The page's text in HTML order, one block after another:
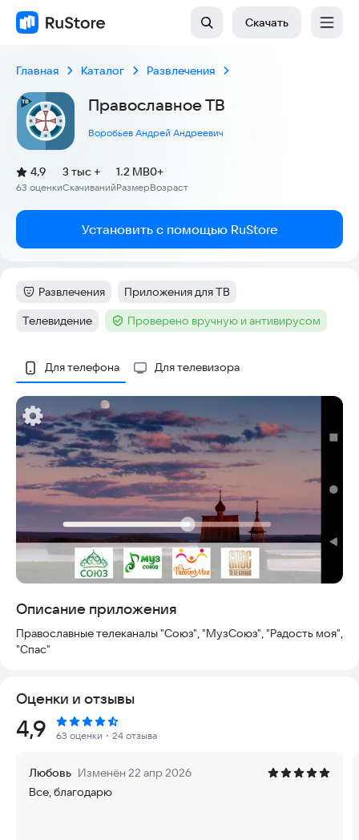
Скачать
Главная Каталог Развлечения
Православное ТВ
Воробьев Андрей Андреевич
Рейтинг:
4,9
(
63 оценки
)
Скачиваний
3 тыс +
Размер
1.2 MB
Возраст
0+
Установить с помощью RuStore
Категория:
Развлечения Тег:
Приложения для ТВ
Тег:
Телевидение Тег :Проверено вручную и антивирусом
Скриншоты
Для телефона Для телевизора
Описание приложения
Православные телеканалы "Союз", "МузСоюз", "Радость моя",
"Спас"
Оценки и отзывы
Рейтинг:
4,9 63 оценки ・24 отзыва
Любовь Изменён 22 апр 2026
Все, благодарю